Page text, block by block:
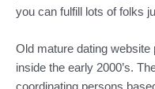
you can fulfill lots of folks
Old mature dating website
inside the early 2000’s.